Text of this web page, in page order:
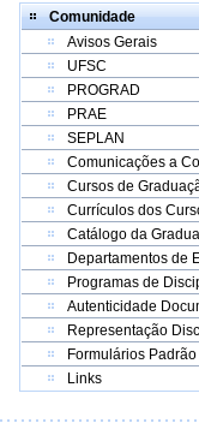
Comunidade
Avisos Gerais
UFSC
PROGRAD
PRAE
SEPLAN
Comunicações a
Cursos de
Currículos dos
Catálogo da
Departamentos de
Programas de
Autenticidade
Representação
Formulários Padrão
Links